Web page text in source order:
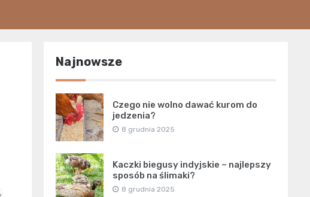
Najnowsze
Czego nie wolno dawać kurom do
jedzenia?
8 grudnia 2025
Kaczki biegusy indyjskie – najlepszy
sposób na ślimaki?
8 grudnia 2025